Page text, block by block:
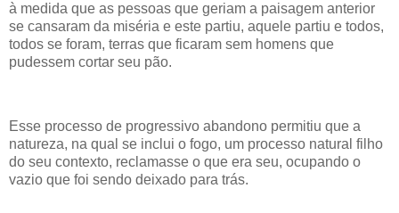
à medida que as pessoas que geriam a paisagem anterior
se cansaram da miséria e este partiu, aquele partiu e todos,
todos se foram, terras que ficaram sem homens que
pudessem cortar seu pão.
Esse processo de progressivo abandono permitiu que a
natureza, na qual se inclui o fogo, um processo natural filho
do seu contexto, reclamasse o que era seu, ocupando o
vazio que foi sendo deixado para trás.